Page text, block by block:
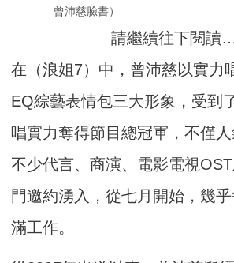
曾沛慈臉書）
請繼續往下閱讀
在（浪姐7）中，曾沛慈以實力
EQ綜藝表情包三大形象，受到
唱實力奪得節目總冠軍，不僅
不少代言、商演、電影電視
門邀約湧入，從七月開始，幾
滿工作。